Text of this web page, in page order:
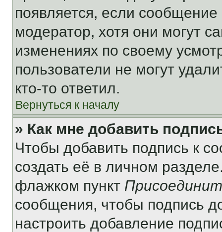
появляется, если
модератор, хотя они могут
изменениях по своему
пользователи не могут
кто-то ответил.
Вернуться к началу
» Как мне добавить
Чтобы добавить подпись к
создать её в личном
флажком пункт
сообщения, чтобы подпись
настроить добавление